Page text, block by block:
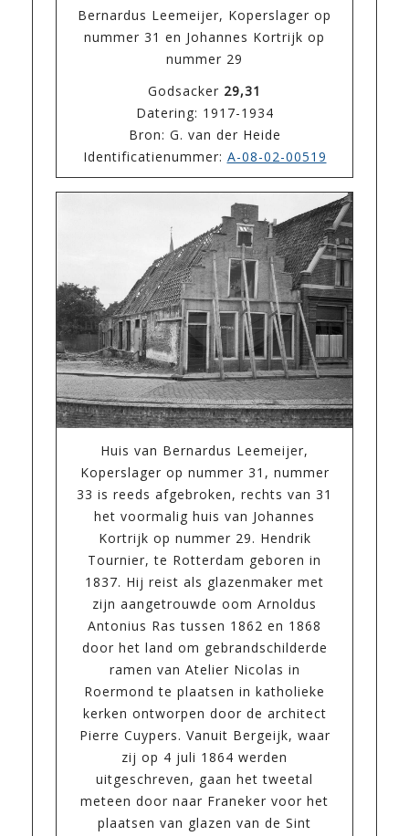
Bernardus Leemeijer, Koperslager op
nummer 31 en Johannes Kortrijk op
nummer 29
Godsacker 29,31
Datering: 1917-1934
Bron: G. van der Heide
Identificatienummer: A-08-02-00519
Huis van Bernardus Leemeijer,
Koperslager op nummer 31, nummer
33 is reeds afgebroken, rechts van 31
het voormalig huis van Johannes
Kortrijk op nummer 29. Hendrik
Tournier, te Rotterdam geboren in
1837. Hij reist als glazenmaker met
zijn aangetrouwde oom Arnoldus
Antonius Ras tussen 1862 en 1868
door het land om gebrandschilderde
ramen van Atelier Nicolas in
Roermond te plaatsen in katholieke
kerken ontworpen door de architect
Pierre Cuypers. Vanuit Bergeijk, waar
zij op 4 juli 1864 werden
uitgeschreven, gaan het tweetal
meteen door naar Franeker voor het
plaatsen van glazen van de Sint